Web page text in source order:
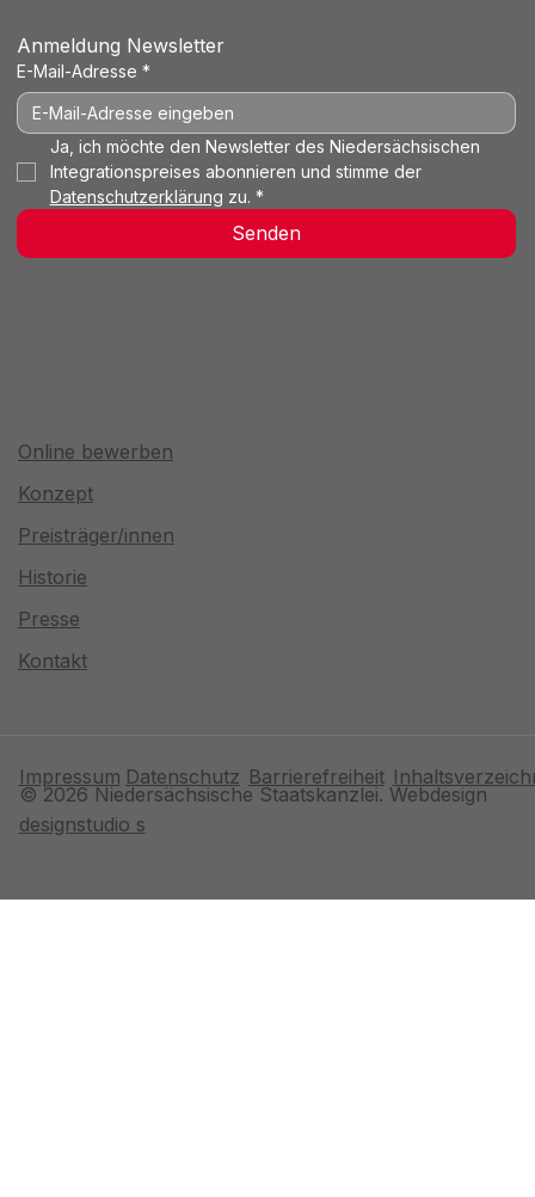
Online bewerben
Konzept
Preisträger/innen
Historie
Presse
Kontakt
Anmeldung Newsletter
E-Mail-Adresse *
Ja, ich möchte den Newsletter des Niedersächsischen
Integrationspreises abonnieren und stimme der
Datenschutzerklärung zu. *
Senden
© 2026 Niedersächsische Staatskanzlei. Webdesign
designstudio s
Impressum Datenschutz Barrierefreiheit